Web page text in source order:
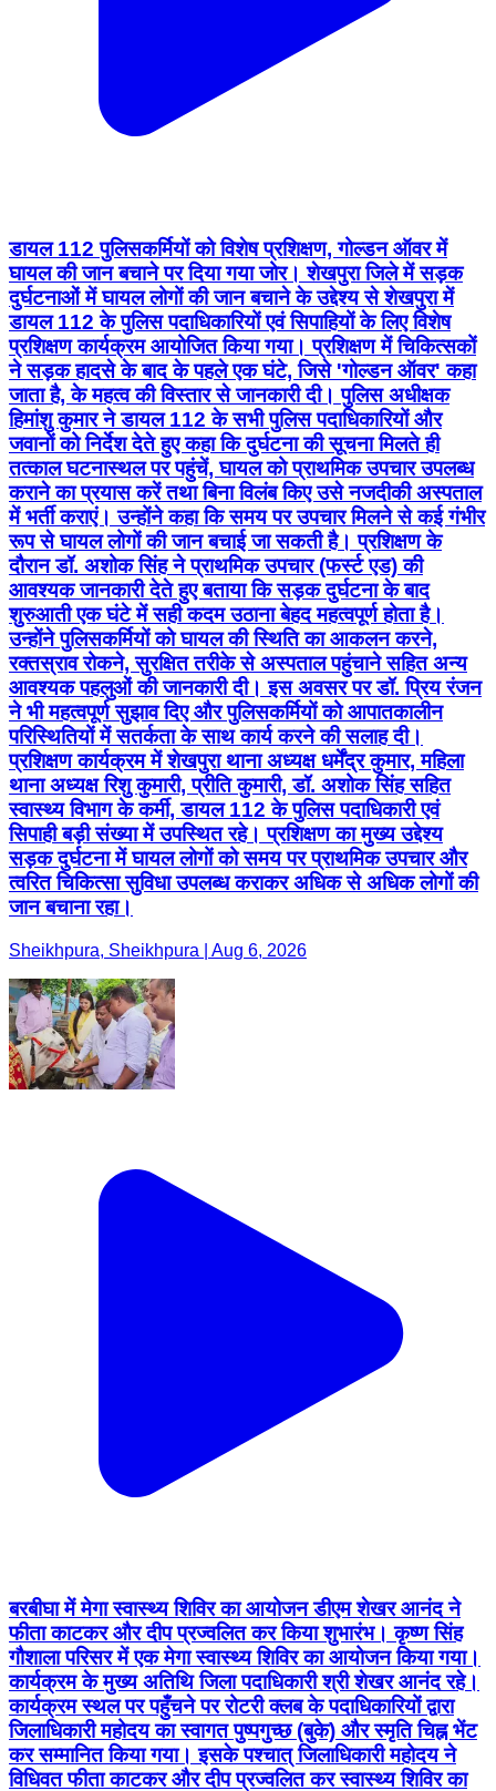
डायल 112 पुलिसकर्मियों को विशेष प्रशिक्षण, गोल्डन ऑवर में
घायल की जान बचाने पर दिया गया जोर। शेखपुरा जिले में सड़क
दुर्घटनाओं में घायल लोगों की जान बचाने के उद्देश्य से शेखपुरा में
डायल 112 के पुलिस पदाधिकारियों एवं सिपाहियों के लिए विशेष
प्रशिक्षण कार्यक्रम आयोजित किया गया। प्रशिक्षण में चिकित्सकों
ने सड़क हादसे के बाद के पहले एक घंटे, जिसे 'गोल्डन ऑवर' कहा
जाता है, के महत्व की विस्तार से जानकारी दी। पुलिस अधीक्षक
हिमांशु कुमार ने डायल 112 के सभी पुलिस पदाधिकारियों और
जवानों को निर्देश देते हुए कहा कि दुर्घटना की सूचना मिलते ही
तत्काल घटनास्थल पर पहुंचें, घायल को प्राथमिक उपचार उपलब्ध
कराने का प्रयास करें तथा बिना विलंब किए उसे नजदीकी अस्पताल
में भर्ती कराएं। उन्होंने कहा कि समय पर उपचार मिलने से कई गंभीर
रूप से घायल लोगों की जान बचाई जा सकती है। प्रशिक्षण के
दौरान डॉ. अशोक सिंह ने प्राथमिक उपचार (फर्स्ट एड) की
आवश्यक जानकारी देते हुए बताया कि सड़क दुर्घटना के बाद
शुरुआती एक घंटे में सही कदम उठाना बेहद महत्वपूर्ण होता है।
उन्होंने पुलिसकर्मियों को घायल की स्थिति का आकलन करने,
रक्तस्राव रोकने, सुरक्षित तरीके से अस्पताल पहुंचाने सहित अन्य
आवश्यक पहलुओं की जानकारी दी। इस अवसर पर डॉ. प्रिय रंजन
ने भी महत्वपूर्ण सुझाव दिए और पुलिसकर्मियों को आपातकालीन
परिस्थितियों में सतर्कता के साथ कार्य करने की सलाह दी।
प्रशिक्षण कार्यक्रम में शेखपुरा थाना अध्यक्ष धर्मेंद्र कुमार, महिला
थाना अध्यक्ष रिशु कुमारी, प्रीति कुमारी, डॉ. अशोक सिंह सहित
स्वास्थ्य विभाग के कर्मी, डायल 112 के पुलिस पदाधिकारी एवं
सिपाही बड़ी संख्या में उपस्थित रहे। प्रशिक्षण का मुख्य उद्देश्य
सड़क दुर्घटना में घायल लोगों को समय पर प्राथमिक उपचार और
त्वरित चिकित्सा सुविधा उपलब्ध कराकर अधिक से अधिक लोगों की
जान बचाना रहा।
Sheikhpura, Sheikhpura | Aug 6, 2026
बरबीघा में मेगा स्वास्थ्य शिविर का आयोजन डीएम शेखर आनंद ने
फीता काटकर और दीप प्रज्वलित कर किया शुभारंभ। कृष्ण सिंह
गौशाला परिसर में एक मेगा स्वास्थ्य शिविर का आयोजन किया गया।
कार्यक्रम के मुख्य अतिथि जिला पदाधिकारी श्री शेखर आनंद रहे।
कार्यक्रम स्थल पर पहुँचने पर रोटरी क्लब के पदाधिकारियों द्वारा
जिलाधिकारी महोदय का स्वागत पुष्पगुच्छ (बुके) और स्मृति चिह्न भेंट
कर सम्मानित किया गया। इसके पश्चात् जिलाधिकारी महोदय ने
विधिवत फीता काटकर और दीप प्रज्वलित कर स्वास्थ्य शिविर का